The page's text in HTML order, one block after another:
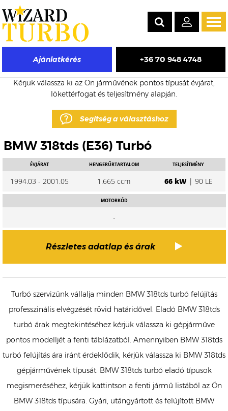
Ajánlatkérés +36 70 948 4748
BMW 318tds eladó turbó árak
Kérjük válassza ki az Ön járművének pontos típusát évjárat,
lökettérfogat és teljesítmény alapján.
Segítség a választáshoz
BMW 318tds (E36) Turbó
ÉVJÁRAT
1994.03 - 2001.05
HENGERŰRTARTALOM
1.665 ccm
TELJESÍTMÉNY
66 kW| 90 LE
MOTORKÓD
-
Részletes adatlap és árak
Turbó szervizünk vállalja minden BMW 318tds turbó felújítás
professzinális elvégzését rövid határidővel. Eladó BMW 318tds
turbó árak megtekintéséhez kérjük válassza ki gépjárműve
pontos modelljét a fenti táblázatból. Amennyiben BMW 318tds
turbó felújítás ára iránt érdeklődik, kérjük válassza ki BMW 318tds
gépjárművének típusát. BMW 318tds turbó eladó típusok
megismeréséhez, kérjük kattintson a fenti jármű listából az Ön
BMW 318tds típusára. Gyári, utángyártott és felújított BMW